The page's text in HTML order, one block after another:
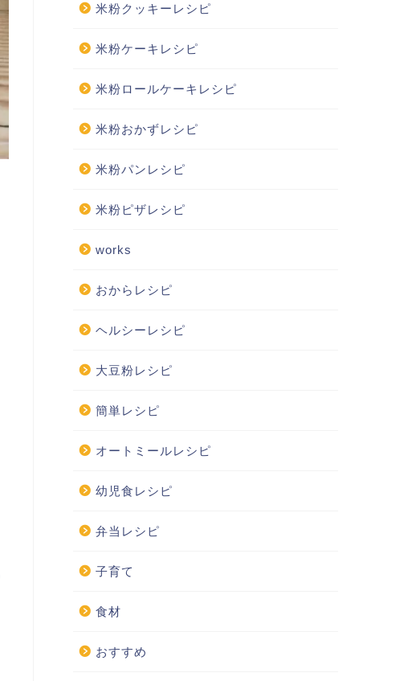
米粉クッキーレシピ
米粉ケーキレシピ
米粉ロールケーキレシピ
米粉おかずレシピ
米粉パンレシピ
米粉ピザレシピ
works
おからレシピ
ヘルシーレシピ
大豆粉レシピ
簡単レシピ
オートミールレシピ
幼児食レシピ
弁当レシピ
子育て
食材
おすすめ